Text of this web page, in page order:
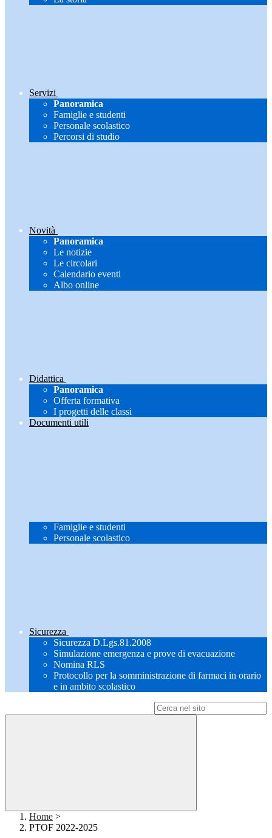
Servizi
Panoramica
Famiglie e studenti
Personale scolastico
Percorsi di studio
Novità
Panoramica
Le notizie
Le circolari
Calendario eventi
Albo online
Didattica
Panoramica
Offerta formativa
I progetti delle classi
Documenti utili
Famiglie e studenti
Personale scolastico
Sicurezza
Sicurezza D.Lgs.81.2008
Simulazione emergenza e prove di evacuazione
Nomina RLS
Protocollo per la somministrazione di farmaci in orario
e in ambito scolastico
Home >
PTOF 2022-2025